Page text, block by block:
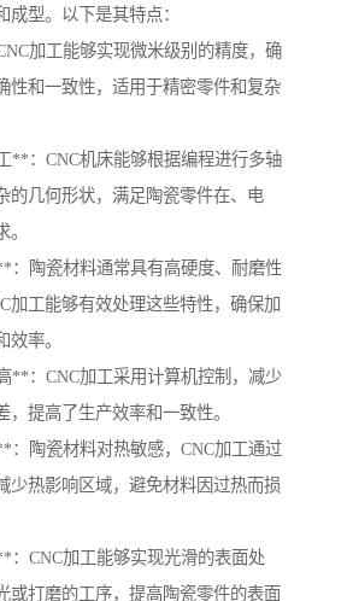
成型。以下是其特点：
加工能够实现微米级别的精度，确
性和一致性，适用于精密零件和复杂
**：CNC机床能够根据编程进行多轴
的几何形状，满足陶瓷零件在、电
：陶瓷材料通常具有高硬度、耐磨性
加工能够有效处理这些特性，确保加
效率。
**：CNC加工采用计算机控制，减少
，提高了生产效率和一致性。
：陶瓷材料对热敏感，CNC加工通过
少热影响区域，避免材料因过热而损
：CNC加工能够实现光滑的表面处
或打磨的工序，提高陶瓷零件的表面